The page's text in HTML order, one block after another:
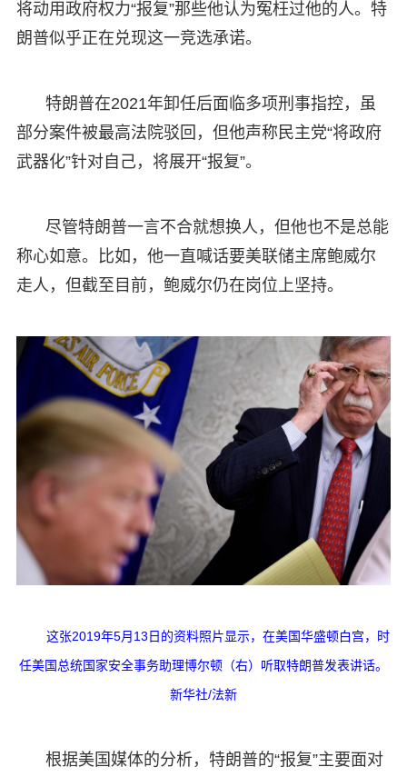
将动用政府权力“报复”那些他认为冤枉过他的人。特
朗普似乎正在兑现这一竞选承诺。
特朗普在2021年卸任后面临多项刑事指控，虽
部分案件被最高法院驳回，但他声称民主党“将政府
武器化”针对自己，将展开“报复”。
尽管特朗普一言不合就想换人，但他也不是总能
称心如意。比如，他一直喊话要美联储主席鲍威尔
走人，但截至目前，鲍威尔仍在岗位上坚持。
这张2019年5月13日的资料照片显示，在美国华盛顿白宫，时
任美国总统国家安全事务助理博尔顿（右）听取特朗普发表讲话。
新华社/法新
根据美国媒体的分析，特朗普的“报复”主要面对